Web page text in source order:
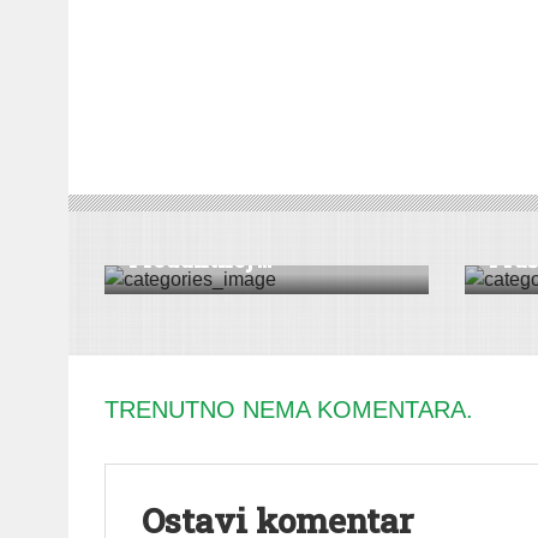
EKONOMIJA|POLJOPRIVREDA|VESTI
Produktnoj ...
TRENUTNO NEMA KOMENTARA.
Ostavi komentar